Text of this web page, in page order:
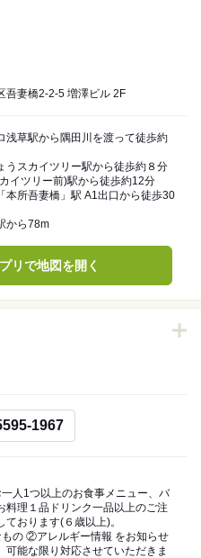
吾妻橋2-2-5 増澤ビル 2F
浅草駅から隅田川を渡って徒歩約
うスカイツリー駅から徒歩約８分
イツリー前)駅から徒歩約12分
本所吾妻橋」駅 A1出口から徒歩30
から78m
リで地図を開く
1967
人1つ以上のお食事メニュー、バ
料理１品ドリンク一品以上のご注
ております(６歳以上)。
の ②アレルギー情報 をお知らせ
可能な限り対応させていただきま